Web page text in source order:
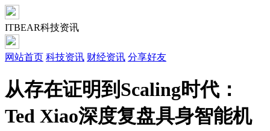
ITBEAR科技资讯
网站首页 科技资讯 财经资讯 分享好友
从存在证明到Scaling时代：
Ted Xiao深度复盘具身智能机